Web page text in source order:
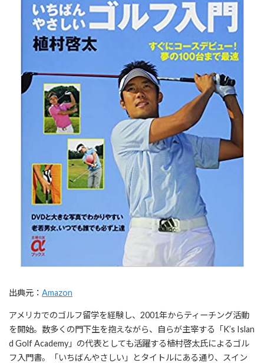
出典元： Amazon
アメリカでのゴルフ留学を経験し、2001年からティーチング活動
を開始。数多くの門下生を抱えながら、自らが主宰する「K’s Islan
d Golf Academy」の代表としても活躍する植村啓太氏によるゴル
フ入門書。「いちばんやさしい」とタイトルにある通り、スイン